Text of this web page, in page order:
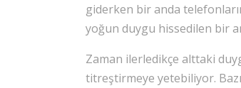
giderken bir anda
yoğun duygu hissedilen bir
Zaman ilerledikçe alttaki
titreştirmeye yetebiliyor.